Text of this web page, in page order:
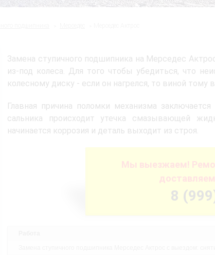
Замена ступичного подшипника на Мерседес
из-под колеса. Для того чтобы убедиться, что
колесному диску­ - если он нагрелся, то виной
Главная причина поломки механизма
сальника происходит утечка смазывающей
начинается коррозия и деталь выходит из строя.
Мы выезжаем!
8